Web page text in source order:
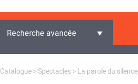
Recherche avancée
Catalogue>Spectacles> La parole du silence